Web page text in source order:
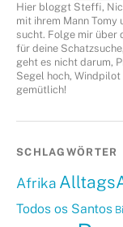
Hier bloggt Steffi,
mit ihrem Mann
sucht. Folge mir über
für deine
geht es nicht darum,
Segel hoch, Windpilot
gemütlich!
SCHLAGWÖRTER
Afrika
Todos os Santos